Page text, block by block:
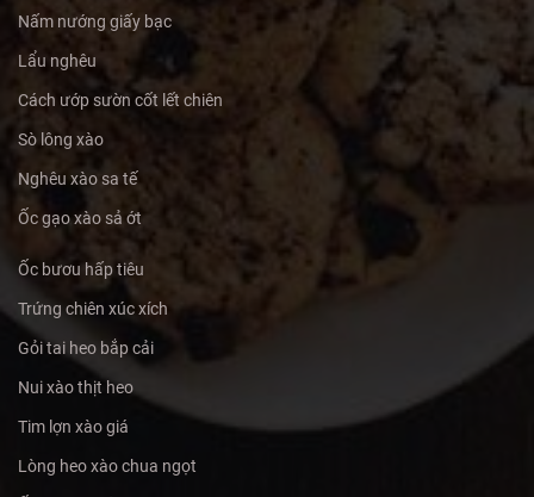
Nấm nướng giấy bạc
Lẩu nghêu
Cách ướp sườn cốt lết chiên
Sò lông xào
Nghêu xào sa tế
Ốc gạo xào sả ớt
Ốc bươu hấp tiêu
Trứng chiên xúc xích
Gỏi tai heo bắp cải
Nui xào thịt heo
Tim lợn xào giá
Lòng heo xào chua ngọt